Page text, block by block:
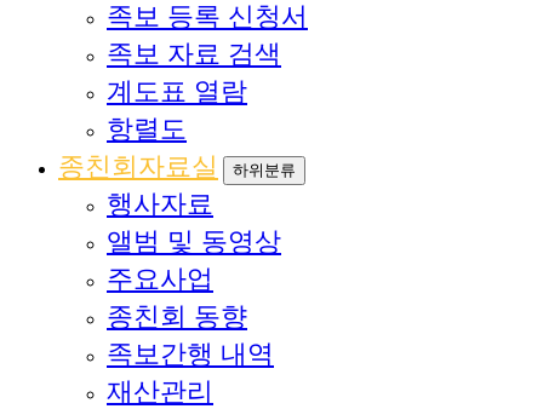
족보 등록 신청서
족보 자료 검색
계도표 열람
항렬도
종친회자료실
하위분류
행사자료
앨범 및 동영상
주요사업
종친회 동향
족보간행 내역
재산관리